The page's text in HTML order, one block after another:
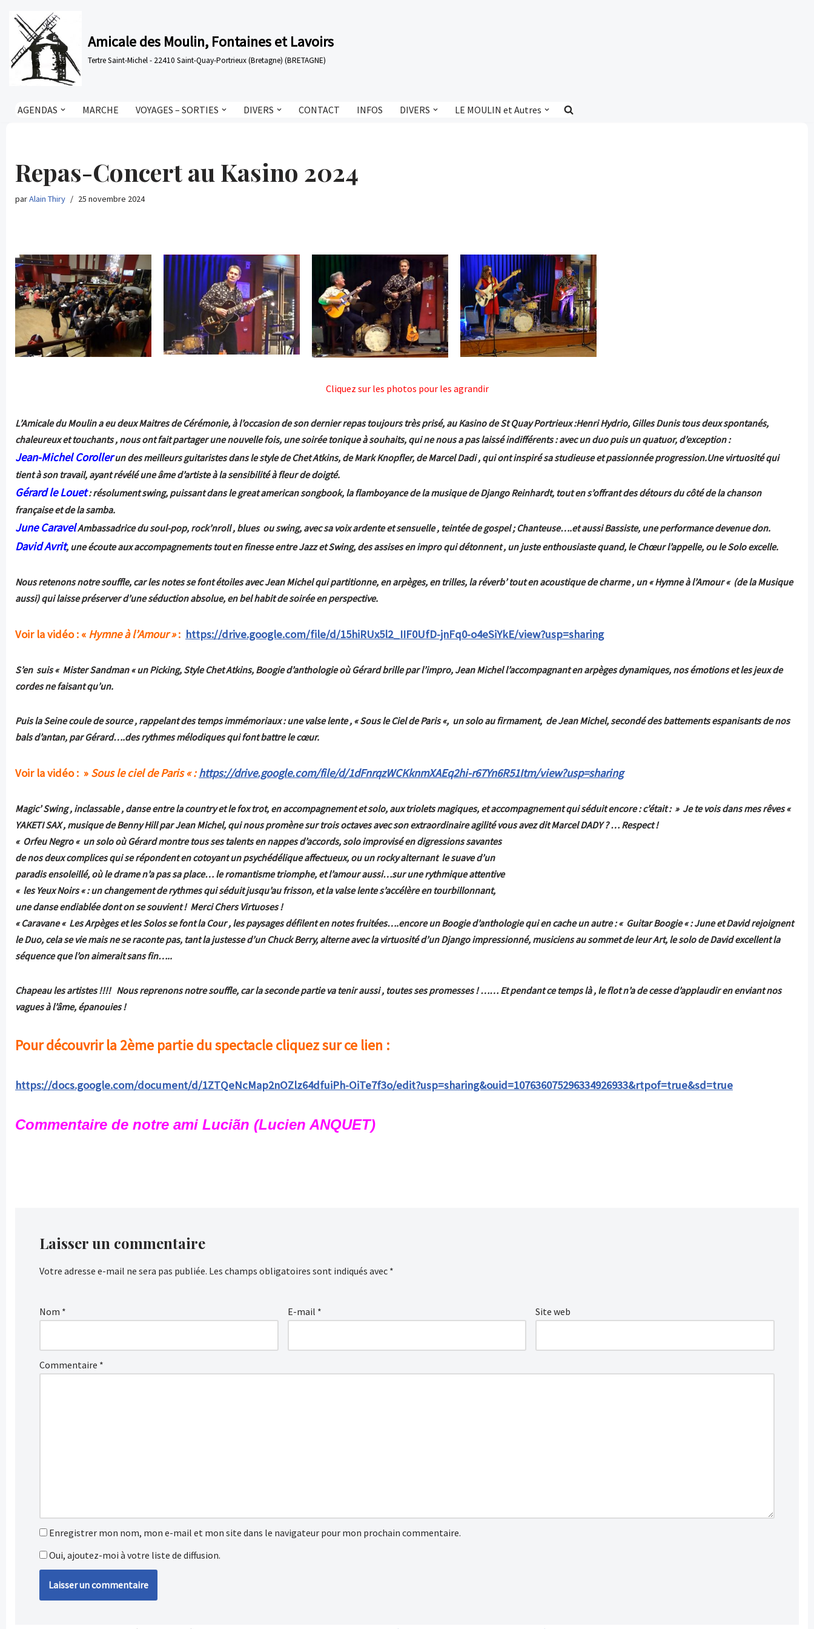
Aller
au
contenu
Amicale des Moulin, Fontaines et Lavoirs
Tertre Saint-Michel - 22410 Saint-Quay-Portrieux (Bretagne) (BRETAGNE)
AGENDAS MARCHE VOYAGES – SORTIES DIVERS CONTACT INFOS DIVERS LE MOULIN et Autres
Repas-Concert au Kasino 2024
parAlain Thiry 25 novembre 2024
Cliquez sur les photos pour les agrandir
L’Amicale du Moulin a eu deux Maitres de Cérémonie, à l’occasion de son dernier repas toujours très prisé, au Kasino de St Quay Portrieux :Henri Hydrio, Gilles Dunis tous deux spontanés,
chaleureux et touchants , nous ont fait partager une nouvelle fois, une soirée tonique à souhaits, qui ne nous a pas laissé indifférents : avec un duo puis un quatuor, d’exception :
Jean-Michel Corollerun des meilleurs guitaristes dans le style de Chet Atkins, deMark Knopfler, de Marcel Dadi , qui ont inspiré sa studieuse et passionnée progression.Une virtuosité qui
tient à son travail, ayant révélé une âme d’artiste à la sensibilité à fleur de doigté.
Gérard le Louet: résolument swing, puissant dans le great american songbook, la flamboyance de la musique de Django Reinhardt, tout en s’offrant des détours du côté de la chanson
française et de la samba.
June CaravelAmbassadrice dusoul-pop, rock’nroll , blues ou swing, avec sa voix ardente et sensuelle , teintée de gospel ; Chanteuse….et aussi Bassiste, une performance devenue don.
David Avrit, uneécoute aux accompagnements tout en finesse entre Jazz et Swing, des assises en impro qui détonnent , un juste enthousiaste quand, le Chœur l’appelle, ou le Solo excelle.
Nous retenons notre souffle, car les notes se font étoiles avec Jean Michel qui partitionne, en arpèges, en trilles, la réverb’ tout en acoustique de charme , un « Hymne à l’Amour « (de la Musique
aussi)qui laisse préserver d’une séduction absolue, en bel habit de soirée en perspective.
Voir la vidéo : « Hymne à l’Amour »: https://drive.google.com/file/d/15hiRUx5l2_IIF0UfD-jnFq0-o4eSiYkE/view?usp=sharing
S’en suis « Mister Sandman « un Picking, Style Chet Atkins, Boogie d’anthologie où Gérard brille par l’impro, Jean Michel l’accompagnant en arpèges dynamiques, nos émotions et les jeux de
cordes ne faisant qu’un.
Puis la Seine coule de source , rappelant des temps immémoriaux : une valse lente , « Sous le Ciel de Paris «, un solo au firmament, de Jean Michel, secondé des battements espanisants de nos
bals d’antan, par Gérard….des rythmes mélodiques qui font battre le cœur.
Voir la vidéo : » Sous le ciel de Paris « :https://drive.google.com/file/d/1dFnrqzWCKknmXAEq2hi-r67Yn6R51Itm/view?usp=sharing
Magic’ Swing , inclassable , danse entre la country et le fox trot, en accompagnement et solo, aux triolets magiques, et accompagnement qui séduit encore :c’était : » Je te vois dans mes rêves «
YAKETI SAX , musique de Benny Hill par Jean Michel, qui nous promène sur trois octaves avec son extraordinaire agilité vous avez dit Marcel DADY ? … Respect !
« Orfeu Negro « un solo où Gérard montre tous ses talentsen nappes d’accords, solo improvisé en digressions savantes
de nos deux complices qui se répondent en cotoyant un psychédélique affectueux, ou un rocky alternant le suave d’un
paradis ensoleillé, où le drame n’a pas sa place… le romantismetriomphe, et l’amour aussi…sur une rythmique attentive
« les Yeux Noirs « : un changement de rythmes qui séduitjusqu’au frisson, et la valse lente s’accélère en tourbillonnant,
une danse endiablée dont on se souvient ! Merci Chers Virtuoses !
« Caravane « Les Arpèges et les Solos se font la Cour , les paysages défilent en notes fruitées….encore un Boogie d’anthologie qui en cache un autre : « Guitar Boogie « : June et David rejoignent
le Duo, cela se vie mais ne se raconte pas, tant la justesse d’un Chuck Berry, alterne avec la virtuosité d’un Django impressionné, musiciens au sommet de leur Art, le solo de David excellent la
séquence que l’on aimerait sans fin…..
Chapeau les artistes !!!! Nous reprenons notre souffle, carla seconde partie va tenir aussi , toutes ses promesses !…… Et pendant ce temps là , le flot n’a de cesse d’applaudir en enviant nos
vagues à l’âme, épanouies !
Pour découvrir la 2ème partie du spectacle cliquez sur ce lien :
https://docs.google.com/document/d/1ZTQeNcMap2nOZlz64dfuiPh-OiTe7f3o/edit?usp=sharing&ouid=107636075296334926933&rtpof=true&sd=true
Commentaire de notre ami Luciãn (Lucien ANQUET)
Laisser un commentaire
Votre adresse e-mail ne sera pas publiée. Les champs obligatoires sont indiqués avec *
Nom * E-mail * Site web
Commentaire *
Enregistrer mon nom, mon e-mail et mon site dans le navigateur pour mon prochain commentaire.
Oui, ajoutez-moi à votre liste de diffusion.